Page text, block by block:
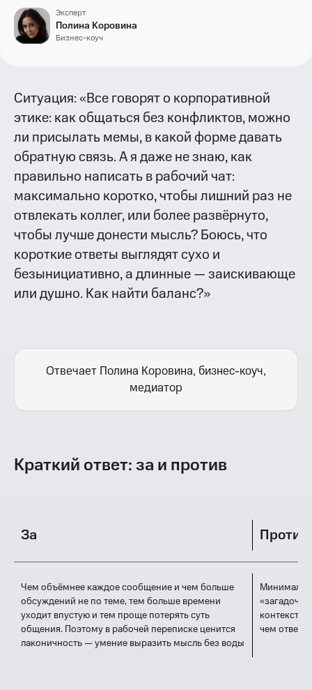
Эксперт
Полина Коровина
Бизнес-коуч
Ситуация: «Все говорят о корпоративной
этике: как общаться без конфликтов, можно
ли присылать мемы, в какой форме давать
обратную связь. А я даже не знаю, как
правильно написать в рабочий чат:
максимально коротко, чтобы лишний раз не
отвлекать коллег, или более развёрнуто,
чтобы лучше донести мысль? Боюсь, что
короткие ответы выглядят сухо и
безынициативно, а длинные — заискивающе
или душно. Как найти баланс?»
Отвечает Полина Коровина, бизнес-коуч,
медиатор
Краткий ответ: за и против
За Против
Чем объёмнее каждое сообщение и чем больше
обсуждений не по теме, тем больше времени
уходит впустую и тем проще потерять суть
общения. Поэтому в рабочей переписке ценится
лаконичность — умение выразить мысль без воды
контекста
чем